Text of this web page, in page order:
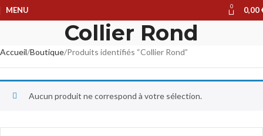
MENU 0 0,00
Collier Rond
Accueil Boutique Produits identifiés “Collier Rond”
Aucun produit ne correspond à votre sélection.